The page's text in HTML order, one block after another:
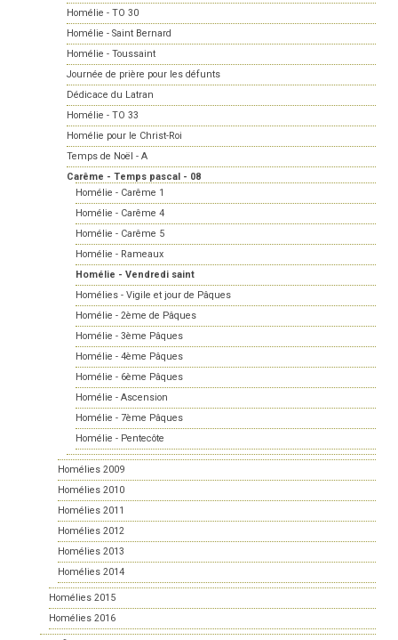
Homélie - TO 30
Homélie - Saint Bernard
Homélie - Toussaint
Journée de prière pour les défunts
Dédicace du Latran
Homélie - TO 33
Homélie pour le Christ-Roi
Temps de Noël - A
Carême - Temps pascal - 08
Homélie - Carême 1
Homélie - Carême 4
Homélie - Carême 5
Homélie - Rameaux
Homélie - Vendredi saint
Homélies - Vigile et jour de Pâques
Homélie - 2ème de Pâques
Homélie - 3ème Pâques
Homélie - 4ème Pâques
Homélie - 6ème Pâques
Homélie - Ascension
Homélie - 7ème Pâques
Homélie - Pentecôte
Homélies 2009
Homélies 2010
Homélies 2011
Homélies 2012
Homélies 2013
Homélies 2014
Homélies 2015
Homélies 2016